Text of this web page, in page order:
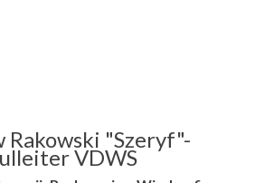
Rakowski "Szeryf"-
VDWS